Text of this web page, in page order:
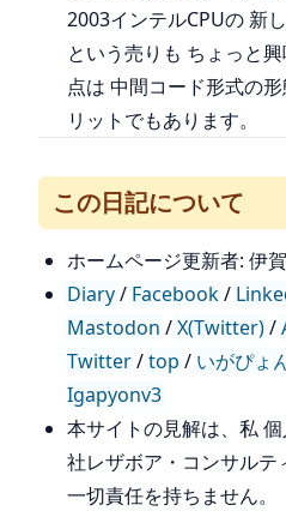
2003インテルCPUの 新
という売りも ちょっと
点は 中間コード形式の
リットでもあります。
この日記について
ホームページ更新者: 伊
Diary/ Facebook/
Mastodon /X(Twitter)/
Twitter/top / いがぴょ
Igapyonv3
本サイトの見解は、私
社レザボア・コンサル
一切責任を持ちません。